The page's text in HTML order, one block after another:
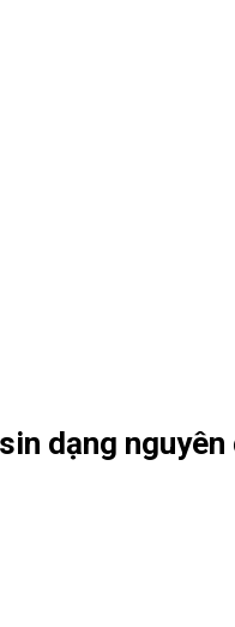
dạng nguyên